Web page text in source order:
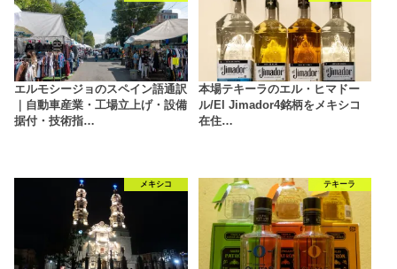
エルモシージョのスペイン語通訳
｜自動車産業・工場立上げ・設備
据付・技術指…
本場テキーラのエル・ヒマドー
ル/El Jimador4銘柄をメキシコ
在住…
メキシコ テキーラ